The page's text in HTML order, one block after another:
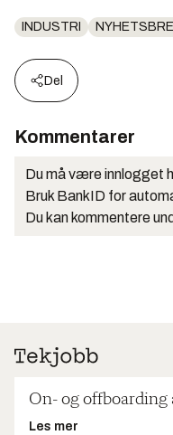
INDUSTRI
Del
Kommentarer
Du må være innlogget
Bruk BankID for
Du kan kommentere
On- og offboarding
Les mer